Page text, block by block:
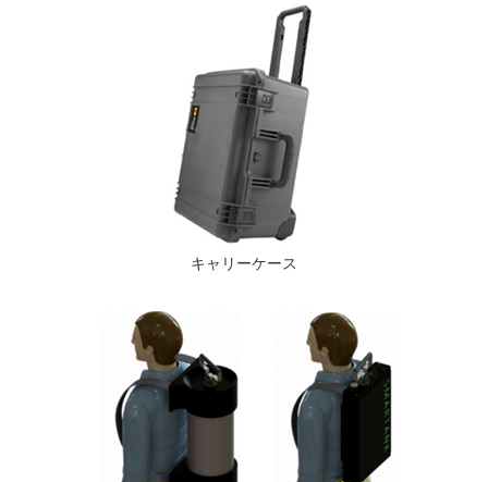
キャリーケース